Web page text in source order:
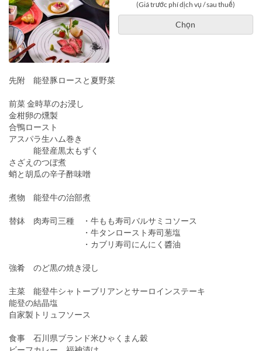
(Giá trước phí dịch vụ / sau thuế)
Chọn
先附 能登豚ロースと夏野菜
前菜 金時草のお浸し
金柑卵の燻製
合鴨ロースト
アスパラ生ハム巻き
能登産黒太もずく
さざえのつぼ煮
蛸と胡瓜の辛子酢味噌
煮物 能登牛の治部煮
替鉢 肉寿司三種 ・牛もも寿司バルサミコソース
・牛タンロースト寿司葱塩
・カブリ寿司にんにく醬油
強肴 のど黒の焼き浸し
主菜 能登牛シャトーブリアンとサーロインステーキ
能登の結晶塩
自家製トリュフソース
食事 石川県ブランド米ひゃくまん穀